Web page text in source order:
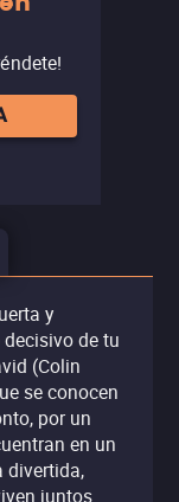
y
de tu
(Colin
se conocen
por un
en un
divertida,
juntos